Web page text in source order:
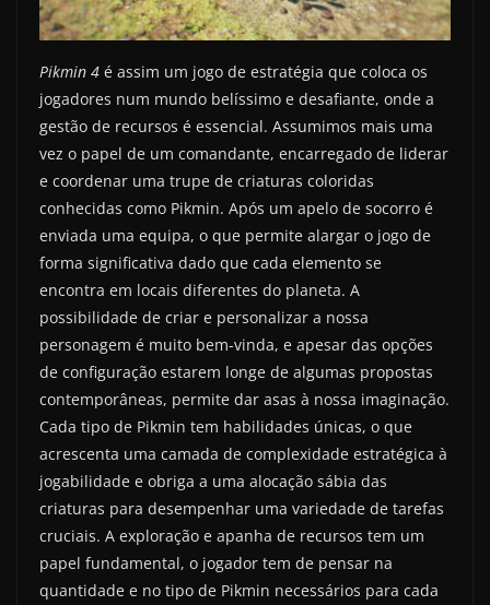
Pikmin 4 é assim um jogo de estratégia que coloca os
jogadores num mundo belíssimo e desafiante, onde a
gestão de recursos é essencial. Assumimos mais uma
vez o papel de um comandante, encarregado de liderar
e coordenar uma trupe de criaturas coloridas
conhecidas como Pikmin. Após um apelo de socorro é
enviada uma equipa, o que permite alargar o jogo de
forma significativa dado que cada elemento se
encontra em locais diferentes do planeta. A
possibilidade de criar e personalizar a nossa
personagem é muito bem-vinda, e apesar das opções
de configuração estarem longe de algumas propostas
contemporâneas, permite dar asas à nossa imaginação.
Cada tipo de Pikmin tem habilidades únicas, o que
acrescenta uma camada de complexidade estratégica à
jogabilidade e obriga a uma alocação sábia das
criaturas para desempenhar uma variedade de tarefas
cruciais. A exploração e apanha de recursos tem um
papel fundamental, o jogador tem de pensar na
quantidade e no tipo de Pikmin necessários para cada